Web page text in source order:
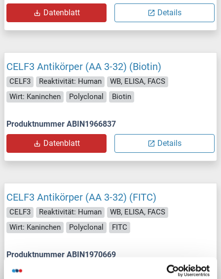
Datenblatt Details
CELF3 Antikörper (AA 3-32) (Biotin)
CELF3 Reaktivität: Human
WB, ELISA, FACS
Wirt: Kaninchen
Polyclonal Biotin
Produktnummer ABIN1966837
Datenblatt Details
CELF3 Antikörper (AA 3-32) (FITC)
CELF3 Reaktivität: Human
WB, ELISA, FACS
Wirt: Kaninchen
Polyclonal FITC
Produktnummer ABIN1970669
Details